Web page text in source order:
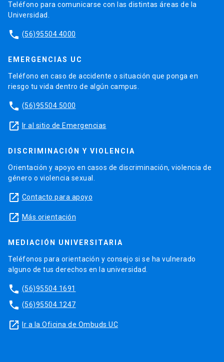
Teléfono para comunicarse con las distintas áreas de la
Universidad.
phone (56)95504 4000
EMERGENCIAS UC
Teléfono en caso de accidente o situación que ponga en
riesgo tu vida dentro de algún campus.
phone (56)95504 5000
launch Ir al sitio de Emergencias
DISCRIMINACIÓN Y VIOLENCIA
Orientación y apoyo en casos de discriminación, violencia de
género o violencia sexual.
launch Contacto para apoyo
launch Más orientación
MEDIACIÓN UNIVERSITARIA
Teléfonos para orientación y consejo si se ha vulnerado
alguno de tus derechos en la universidad.
phone (56)95504 1691
phone (56)95504 1247
launch Ir a la Oficina de Ombuds UC